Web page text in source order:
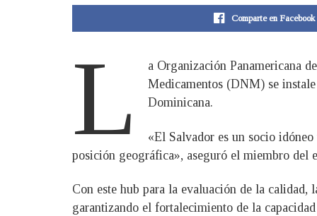
Comparte en Facebook
L
a Organización Panamericana
Medicamentos (DNM) se
Dominicana.
«El Salvador es un socio idóneo
posición geográfica», aseguró el miembro del
Con este hub para la evaluación de la calidad,
garantizando el fortalecimiento de la